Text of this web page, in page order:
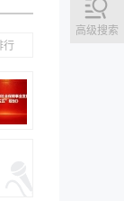
高级搜索
行